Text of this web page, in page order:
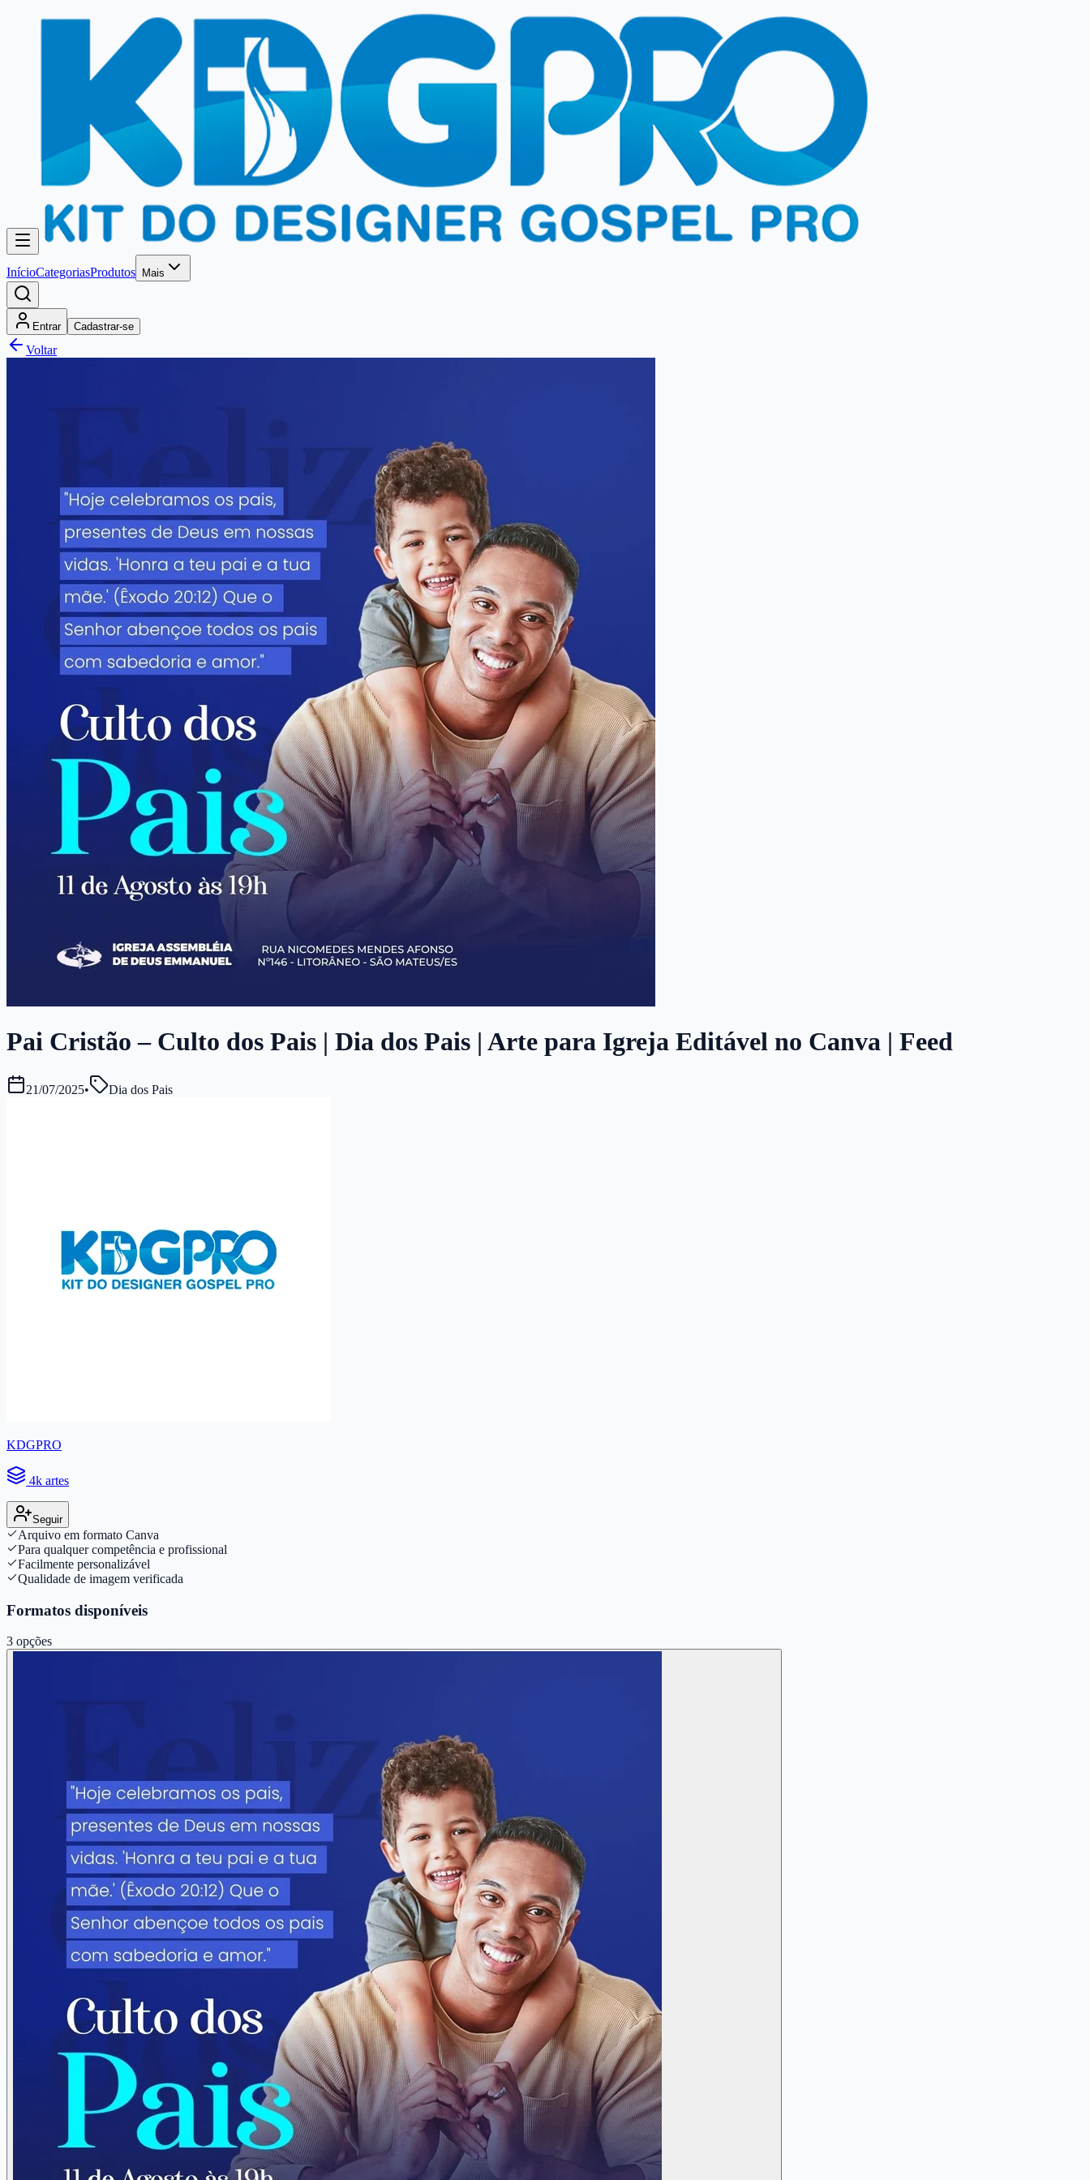
InícioCategoriasProdutos Mais
Entrar Cadastrar-se
Voltar
Pai Cristão – Culto dos Pais | Dia dos Pais | Arte para Igreja Editável no Canva | Feed
21/07/2025• Dia dos Pais
KDGPRO
4k artes
Seguir
Arquivo em formato Canva
Para qualquer competência e profissional
Facilmente personalizável
Qualidade de imagem verificada
Formatos disponíveis
3 opções